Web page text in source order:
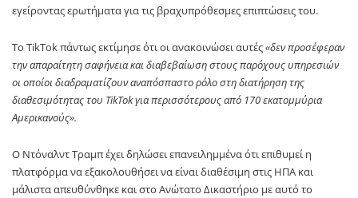
εγείροντας ερωτήματα για τις βραχυπρόθεσμες επιπτώσεις του.
Το TikTok πάντως εκτίμησε ότι οι ανακοινώσει αυτές«δεν προσέφεραν
την απαραίτητη σαφήνεια και διαβεβαίωση στους παρόχους υπηρεσιών
οι οποίοι διαδραματίζουν αναπόσπαστο ρόλο στη διατήρηση της
διαθεσιμότητας του TikTok για περισσότερους από 170 εκατομμύρια
Αμερικανούς».
Ο Ντόναλντ Τραμπ έχει δηλώσει επανειλημμένα ότι επιθυμεί η
πλατφόρμα να εξακολουθήσει να είναι διαθέσιμη στις ΗΠΑ και
μάλιστα απευθύνθηκε και στο Ανώτατο Δικαστήριο με αυτό το